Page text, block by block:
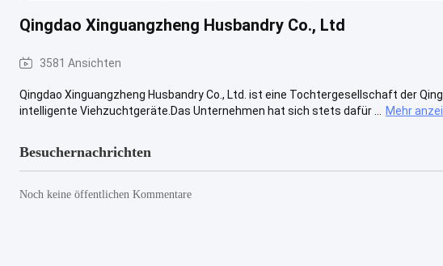
Qingdao Xinguangzheng Husbandry Co., Ltd
3581 Ansichten
Qingdao Xinguangzheng Husbandry Co., Ltd. ist eine Tochtergesellschaft der
intelligente Viehzuchtgeräte.Das Unternehmen hat sich stets dafür ...
Mehr
Besuchernachrichten
Noch keine öffentlichen Kommentare